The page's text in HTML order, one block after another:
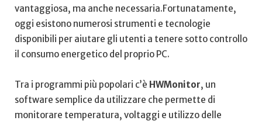
vantaggiosa, ma ⁤anche necessaria.Fortunatamente,
oggi esistono numerosi⁣ strumenti e ⁤tecnologie⁤
disponibili⁤ per aiutare gli ⁤utenti ‍a tenere sotto controllo‍
il consumo ⁢energetico del‌ proprio PC.
Tra i programmi ‍più popolari c’è HWMonitor, un
software⁤ semplice da utilizzare che permette di
‌monitorare temperatura,⁤ voltaggi e‌ utilizzo delle